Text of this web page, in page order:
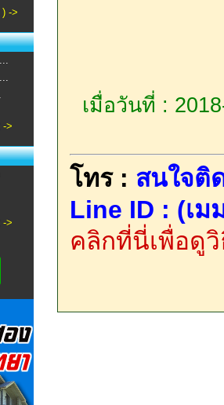
->
->
->
เมื่อวันที่ :
โทร : สนใจติ
Line ID : (เ
คลิกที่นี่เพื่อดูวิ